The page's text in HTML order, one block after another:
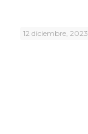
12 diciembre, 2023